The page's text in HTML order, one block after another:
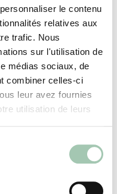
le contenu
relatives aux
trafic. Nous
sur l'utilisation de
médias sociaux, de
combiner celles-ci
leur avez fournies
utilisation de leurs